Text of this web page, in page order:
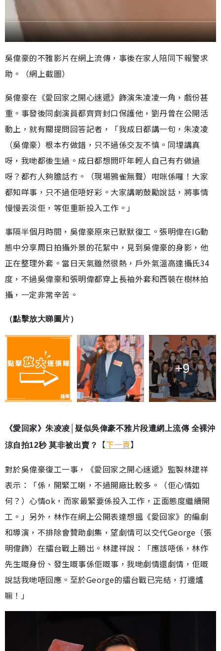
吳偉豪的不雅影片在網上流傳，事後在家人陪同下報警求
助。（網上截圖）
吳偉豪在《愛回家之開心速遞》飾演朱凌凌一角，戲份甚
重。事發後同劇演員都齊齊封口保護他，劉丹曾在公開活
動上，就有關提問回答記者，「我成日都講一句，朱凌凌
（吳偉豪）根本冇做錯，只不過係交友不慎。同埋講真
呀，我哋都後生過。成日都想問吓年輕人自己有冇做過
呀？都冇人夠膽話冇。（現場鴉雀無聲）咁咪係囉！大家
都知咩事，只不過佢唔好彩。大家講啲鼓勵說話，將事情
慢慢丟淡佢，等佢重新投入工作。」
事隔半個月時間，吳偉豪原來已默默復工。張明偉在IG動
態中分享周日拍攝外景的花絮中，見到吳偉豪的身影，他
正在整理外套。當日天氣雖然很熱，戶外氣溫高達攝氏34
度，不過吳偉豪和張明偉都穿上長袖外套和西裝在樹林拍
攝，一定非常辛苦。
（點擊放大睇圖片）
+9
《愛回家》朱凌凌│疑似吳偉豪不雅片段遭網上流傳 全裸沖
涼自拍12秒 莫非被出賣？
【下一頁】
對於吳偉豪復工一事，《愛回家之開心速遞》監製林建祥
表示：「係，開緊工喇，不過開廠比較多。（佢心情如
何？）心情ok，而家最緊要係投入工作，正面態度繼續開
工。」另外，林作在網上公開表達想搵《愛回家》的編劇
和導演，不排除會贊助劇集，望劇情可以交代George（張
明偉飾）在擂台戰上勝出。林建祥說：「應該唔係，林作
先生嘅身份、發生嘅事係佢嘅事，我哋劇情還劇情，佢嘅
說話我哋唔回應。至於George的擂台戰已完結，打邊爐
嘛！」